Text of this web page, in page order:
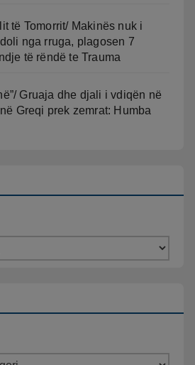
të Tomorrit/ Makinës nuk i
nga rruga, plagosen 7
të rëndë te Trauma
Gruaja dhe djali i vdiqën në
Greqi prek zemrat: Humba